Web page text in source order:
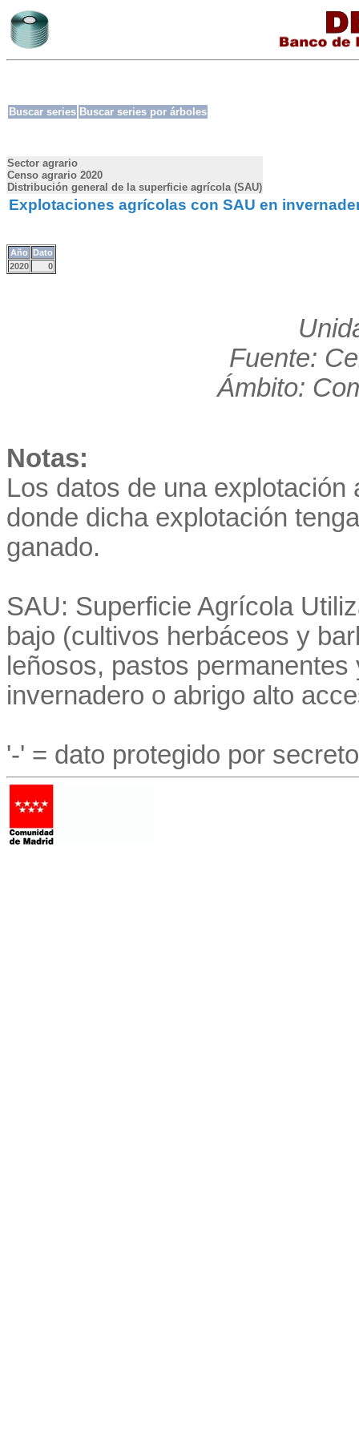
Buscar series Buscar series por árboles
Sector agrario
Censo agrario 2020
Distribución general de la superficie agrícola (SAU)
Explotaciones agrícolas con SAU en
Año Dato
2020
0
Fuente:
Ámbito:
Notas:
Los datos de una
donde dicha explotación
ganado.
SAU: Superficie Agrícola
bajo (cultivos herbáceos y
leñosos, pastos
invernadero o abrigo alto
'-' = dato protegido por